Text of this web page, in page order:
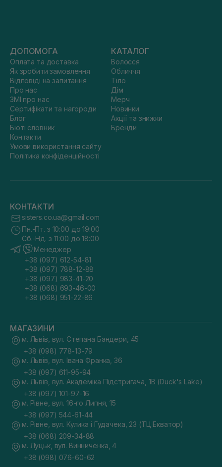
ДОПОМОГА
Оплата та доставка
Як зробити замовлення
Відповіді на запитання
Про нас
ЗМІ про нас
Сертифікати та нагороди
Блог
Бюті словник
Контакти
Умови використання сайту
Політика конфіденційності
КАТАЛОГ
Волосся
Обличчя
Тіло
Дім
Мерч
Новинки
Акції та знижки
Бренди
КОНТАКТИ
sisters.co.ua@gmail.com
Пн.-Пт. з 10:00 до 19:00
Сб.-Нд. з 11:00 до 18:00
Менеджер
+38 (097) 612-54-81
+38 (097) 788-12-88
+38 (097) 983-41-20
+38 (068) 693-46-00
+38 (068) 951-22-86
МАГАЗИНИ
м. Львів, вул. Степана Бандери, 45
+38 (098) 778-13-79
м. Львів, вул. Івана Франка, 36
+38 (097) 611-95-94
м. Львів, вул. Академіка Підстригача, 1В (Duck's Lake)
+38 (097) 101-97-16
м. Рівне, вул. 16-го Липня, 15
+38 (097) 544-61-44
м. Рівне, вул. Кулика і Гудачека, 23 (ТЦ Екватор)
+38 (068) 209-34-88
м. Луцьк, вул. Винниченка, 4
+38 (098) 076-60-62